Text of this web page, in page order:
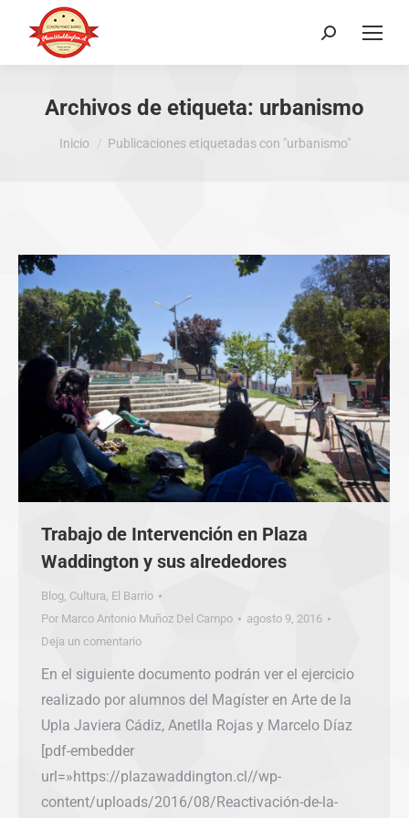
Buscar:
Archivos de etiqueta: urbanismo
Estás aquí:
Inicio Publicaciones etiquetadas con "urbanismo"
Trabajo de Intervención en Plaza
Waddington y sus alrededores
Blog, Cultura, El Barrio
Por Marco Antonio Muñoz Del Campo
agosto 9, 2016
Deja un comentario
En el siguiente documento podrán ver el ejercicio
realizado por alumnos del Magíster en Arte de la
Upla Javiera Cádiz, Anetlla Rojas y Marcelo Díaz
[pdf-embedder
url=»https://plazawaddington.cl//wp-
content/uploads/2016/08/Reactivación-de-la-